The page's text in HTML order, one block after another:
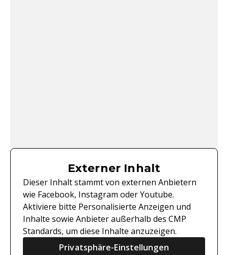
Externer Inhalt
Dieser Inhalt stammt von externen Anbietern
wie Facebook, Instagram oder Youtube.
Aktiviere bitte Personalisierte Anzeigen und
Inhalte sowie Anbieter außerhalb des CMP
Standards, um diese Inhalte anzuzeigen.
Privatsphäre-Einstellungen